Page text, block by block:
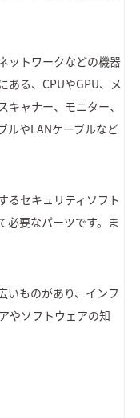
ットワークなどの機器
ある、CPUやGPU、メ
キャナー、モニター、
ルやLANケーブルなど
るセキュリティソフト
必要なパーツです。ま
いものがあり、インフ
やソフトウェアの知